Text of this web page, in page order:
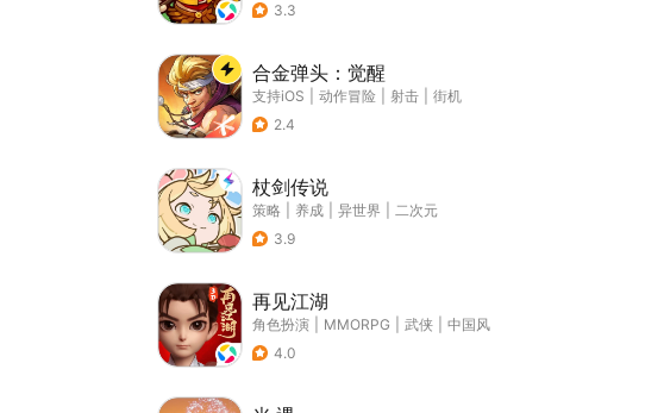
3.3
合金弹头：觉醒
支持iOS 动作冒险 射击
街机
2.4
杖剑传说
策略 养成 异世界
二次元
3.9
再见江湖
角色扮演 MMORPG 武侠
中国风
4.0